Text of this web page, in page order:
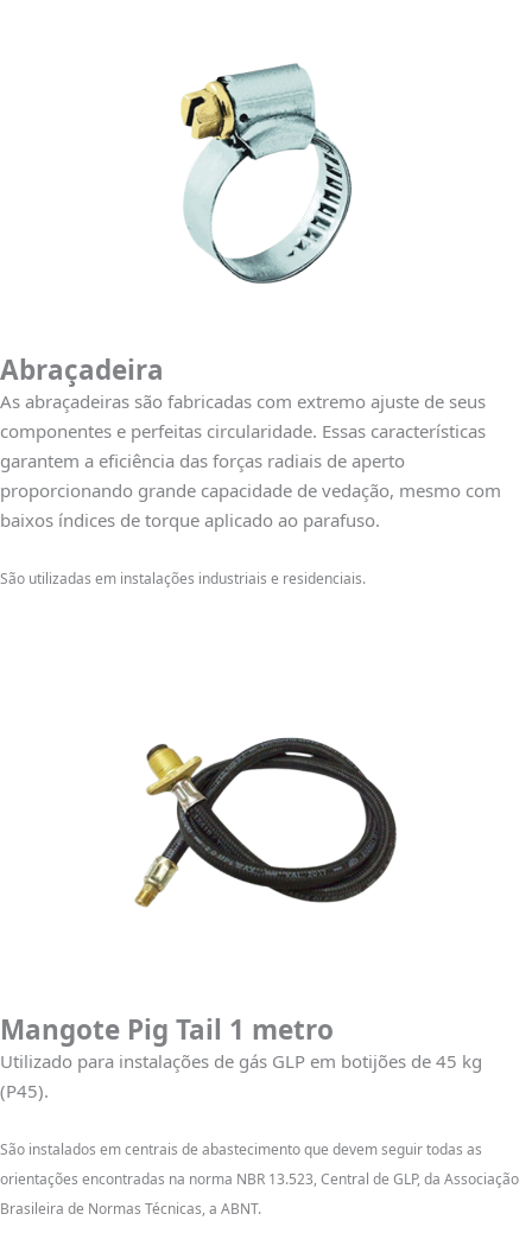
Abraçadeira
As abraçadeiras são fabricadas com extremo ajuste de seus
componentes e perfeitas circularidade. Essas características
garantem a eficiência das forças radiais de aperto
proporcionando grande capacidade de vedação, mesmo com
baixos índices de torque aplicado ao parafuso.
São utilizadas em instalações industriais e residenciais.
Mangote Pig Tail 1 metro
Utilizado para instalações de gás GLP em botijões de 45 kg
(P45).
São instalados em centrais de abastecimento que devem seguir todas as
orientações encontradas na norma NBR 13.523, Central de GLP, da Associação
Brasileira de Normas Técnicas, a ABNT.